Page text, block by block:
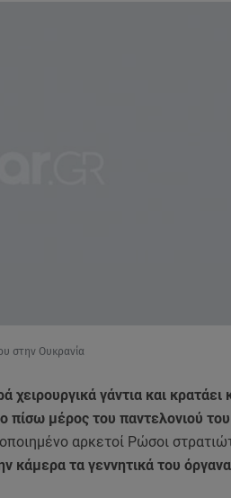
στην Ουκρανία
χειρουργικά γάντια και κρατάει
πίσω μέρος του παντελονιού του
αρκετοί Ρώσοι
κάμερα τα γεννητικά του